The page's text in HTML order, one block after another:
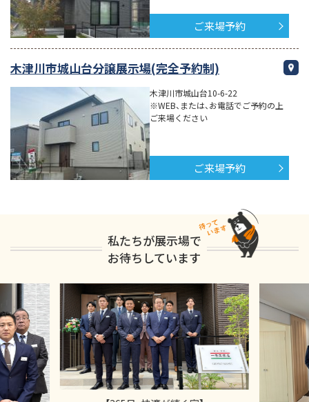
ご来場予約
木津川市城山台分譲展示場(完全予約制)
木津川市城山台10-6-22
※WEB、または、お電話でご予約の上
ご来場ください
ご来場予約
私たちが展示場で
お待ちしています